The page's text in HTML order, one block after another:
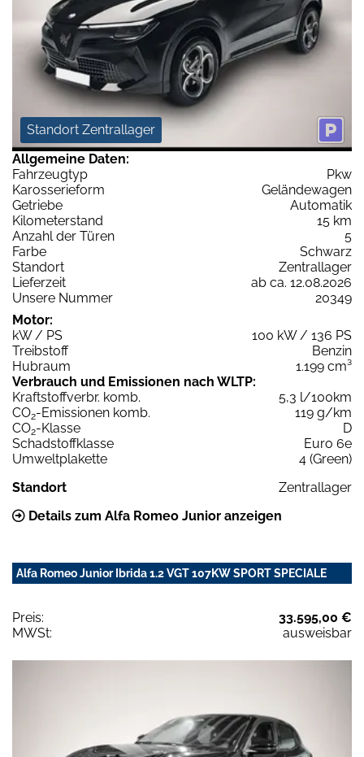
Standort Zentrallager
Allgemeine Daten:
Fahrzeugtyp
Pkw
Karosserieform
Geländewagen
Getriebe
Automatik
Kilometerstand
15 km
Anzahl der Türen
5
Farbe
Schwarz
Standort
Zentrallager
Lieferzeit
ab ca. 12.08.2026
Unsere Nummer
20349
Motor:
kW / PS
100 kW / 136 PS
Treibstoff
Benzin
Hubraum
1.199 cm³
Verbrauch und Emissionen nach WLTP:
Kraftstoffverbr. komb.
5,3 l/100km
CO2-Emissionen komb.
119 g/km
CO2-Klasse
D
Schadstoffklasse
Euro 6e
Umweltplakette
4 (Green)
Standort
Zentrallager
Details zum Alfa Romeo Junior anzeigen
Alfa Romeo Junior Ibrida 1.2 VGT 107KW SPORT SPECIALE
Preis:
33.595,00 €
MWSt:
ausweisbar